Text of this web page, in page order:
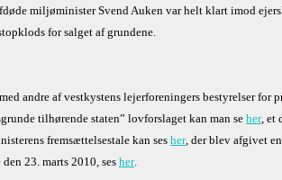
miljøminister Svend Auken var helt klart imod
for salget af grundene.
andre af vestkystens lejerforeningers bestyrelser
tilhørende staten” lovforslaget kan man seher, et
fremsættelsestale kan sesher, der blev afgivet
23. marts 2010, sesher.